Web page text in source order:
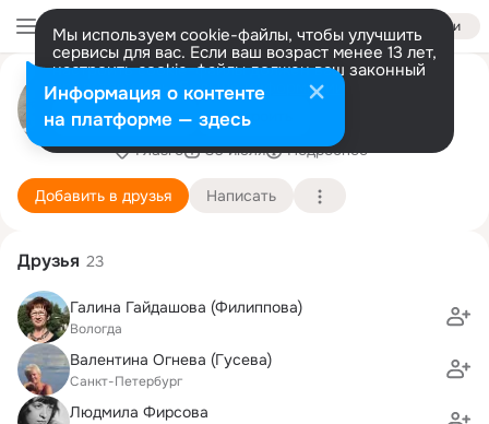
Войти
Мы используем cookie-файлы, чтобы улучшить
сервисы для вас. Если ваш возраст менее 13 лет,
настроить cookie-файлы должен ваш законный
представитель. Больше информации
Разрешить все Настроить
Анастасия Мишнёва
(Максимовская)
Глазго 30 июля Подробнее
Добавить в друзья Написать
Друзья 23
Галина Гайдашова (Филиппова)
Вологда
Валентина Огнева (Гусева)
Санкт-Петербург
Людмила Фирсова
Информация о контенте
на платформе — здесь